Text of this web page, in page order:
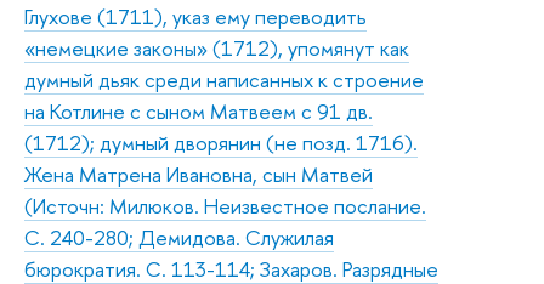
Глухове (1711), указ ему переводить
«немецкие законы» (1712), упомянут как
думный дьяк среди написанных к строение
на Котлине с сыном Матвеем с 91 дв.
(1712); думный дворянин (не позд. 1716).
Жена Матрена Ивановна, сын Матвей
(Источн: Милюков. Неизвестное послание.
С. 240-280; Демидова. Служилая
бюрократия. С. 113-114; Захаров. Разрядные